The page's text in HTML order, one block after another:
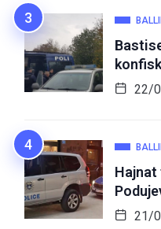
22/
Hajnat
21/